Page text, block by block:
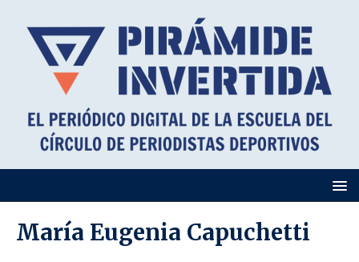
María Eugenia Capuchetti